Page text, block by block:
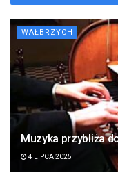
WAŁBRZYCH
Muzyka przybliża
4 LIPCA 2025